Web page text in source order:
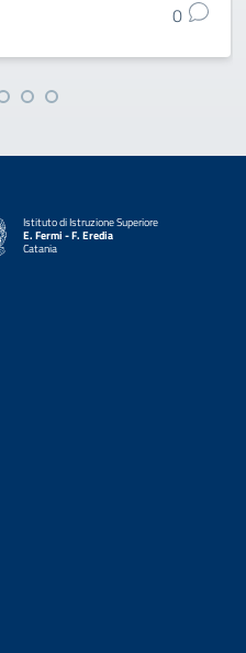
0
Istituto di Istruzione Superiore
E. Fermi - F. Eredia
Catania